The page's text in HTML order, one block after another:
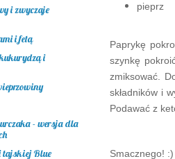
pieprz
Paprykę
szynkę
zmiksować.
składników i
Podawać z
Smacznego! :)
i zwyczaje
i fetą
i
- wersja dla
tajskiej Blue